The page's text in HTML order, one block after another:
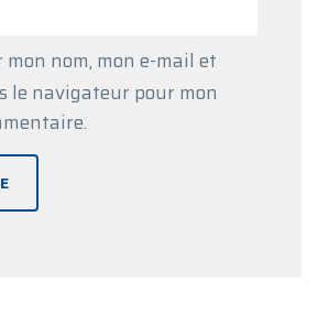
nom, mon e-mail et
le navigateur pour mon